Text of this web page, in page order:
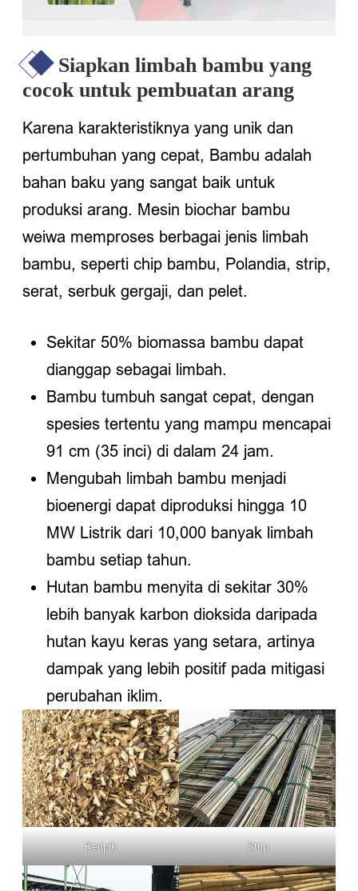
Siapkan limbah bambu yang
cocok untuk pembuatan arang
Karena karakteristiknya yang unik dan
pertumbuhan yang cepat, Bambu adalah
bahan baku yang sangat baik untuk
produksi arang. Mesin biochar bambu
weiwa memproses berbagai jenis limbah
bambu, seperti chip bambu, Polandia, strip,
serat, serbuk gergaji, dan pelet.
Sekitar 50% biomassa bambu dapat
dianggap sebagai limbah.
Bambu tumbuh sangat cepat, dengan
spesies tertentu yang mampu mencapai
91 cm (35 inci) di dalam 24 jam.
Mengubah limbah bambu menjadi
bioenergi dapat diproduksi hingga 10
MW Listrik dari 10,000 banyak limbah
bambu setiap tahun.
Hutan bambu menyita di sekitar 30%
lebih banyak karbon dioksida daripada
hutan kayu keras yang setara, artinya
dampak yang lebih positif pada mitigasi
perubahan iklim.
Keripik Strip